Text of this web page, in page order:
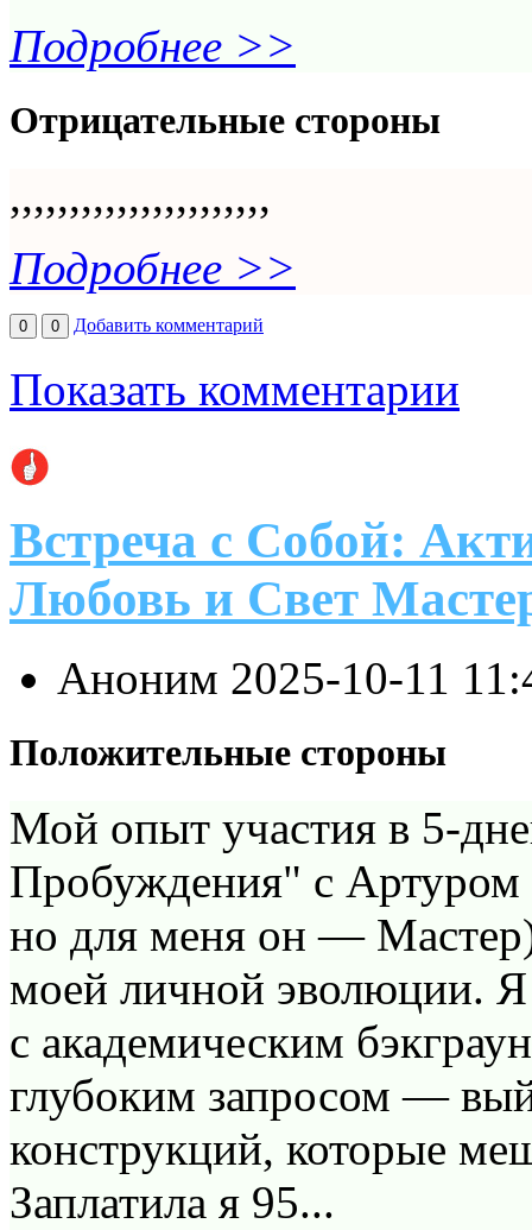
Подробнее >>
Отрицательные стороны
,,,,,,,,,,,,,,,,,,,,,,
Подробнее >>
0 0 Добавить комментарий
Показать комментарии
Встреча с Собой:
Любовь и Свет
Аноним 2025-10-11
Положительные стороны
Мой опыт участия в 5-
Пробуждения" с
но для меня он —
моей личной эволюции. Я
с академическим
глубоким запросом —
конструкций, которые
Заплатила я 95...